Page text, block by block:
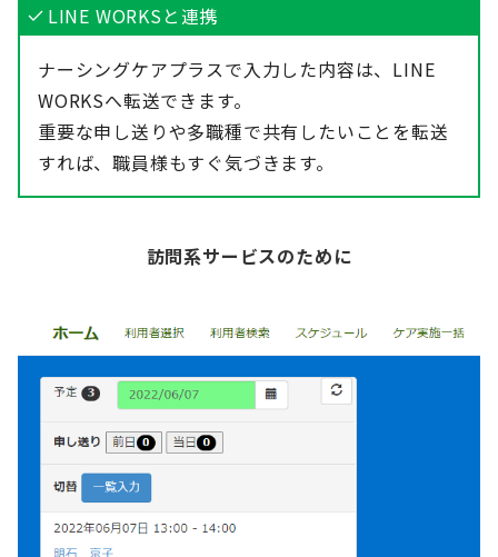
LINE WORKSと連携
ナーシングケアプラスで入力した内容は、LINE
WORKSへ転送できます。
重要な申し送りや多職種で共有したいことを転送
すれば、職員様もすぐ気づきます。
訪問系サービスのために